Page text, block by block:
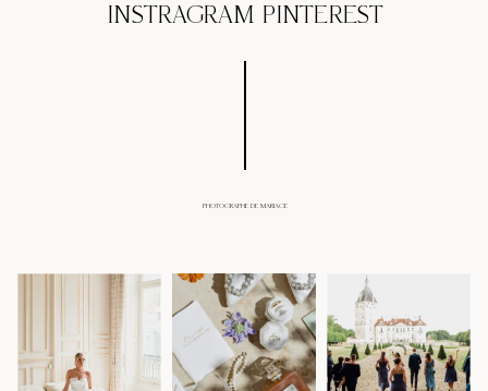
INSTRAGRAM PINTEREST
PHOTOGRAPHE DE MARIAGE